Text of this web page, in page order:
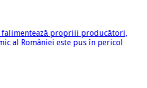
falimentează propriii producători,
al României este pus în pericol